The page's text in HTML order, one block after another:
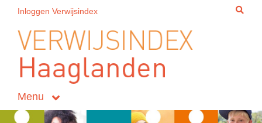
Inloggen Verwijsindex
Menu